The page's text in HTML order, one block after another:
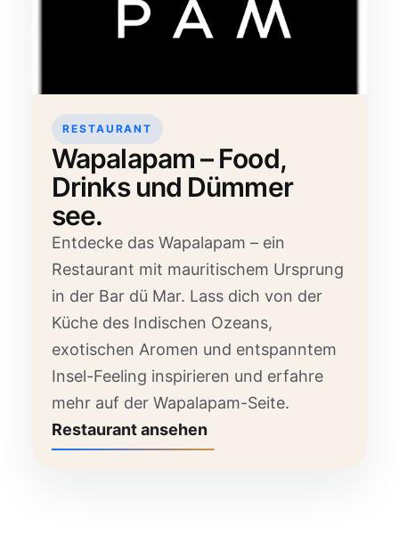
RESTAURANT
Wapalapam – Food,
Drinks und Dümmer
see.
Entdecke das Wapalapam – ein
Restaurant mit mauritischem Ursprung
in der Bar dü Mar. Lass dich von der
Küche des Indischen Ozeans,
exotischen Aromen und entspanntem
Insel-Feeling inspirieren und erfahre
mehr auf der Wapalapam-Seite.
Restaurant ansehen